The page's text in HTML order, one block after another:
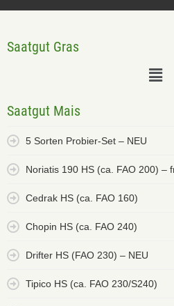
Saatgut Gras
Saatgut Mais
5 Sorten Probier-Set – NEU
Noriatis 190 HS (ca. FAO 200) –
Cedrak HS (ca. FAO 160)
Chopin HS (ca. FAO 240)
Drifter HS (FAO 230) – NEU
Tipico HS (ca. FAO 230/S240)